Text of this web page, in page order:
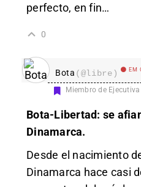
perfecto, en fin…
0
Bota (@libre) EM
Miembro de Ejecutiva
Bota-Libertad: se
Dinamarca.
Desde el nacimiento
Dinamarca hace casi